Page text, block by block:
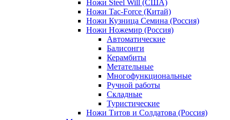
Ножи Steel Will (США)
Ножи Tac-Force (Китай)
Ножи Кузница Семина (Россия)
Ножи Ножемир (Россия)
Автоматические
Балисонги
Керамбиты
Метательные
Многофункциональные
Ручной работы
Складные
Туристические
Ножи Титов и Солдатова (Россия)